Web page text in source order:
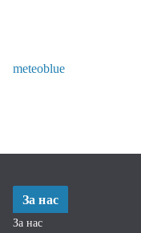
meteoblue
За нас
За нас